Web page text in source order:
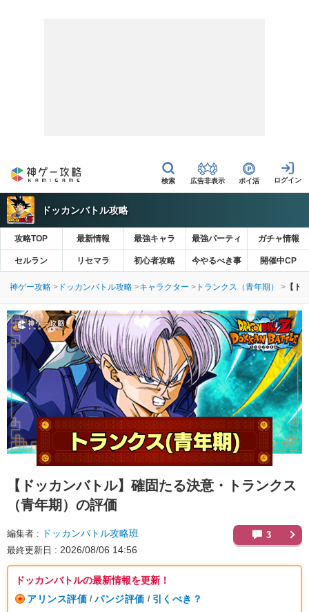
広告非表示 ポイ活
ドッカンバトル攻略
攻略TOP 最新情報 最強キャラ 最強パーティ ガチャ情報
セルラン リセマラ 初心者攻略 今やるべき事 開催中CP
神ゲー攻略 ドッカンバトル攻略 キャラクター トランクス（青年期） 【ド
【ドッカンバトル】 確固たる決意・トランクス
（青年期）の評価
編集者 ドッカンバトル攻略班
最終更新日 2026/08/06 14:56
3
ドッカンバトルの最新情報を更新！
アリンス評価 / パンジ評価 / 引くべき？